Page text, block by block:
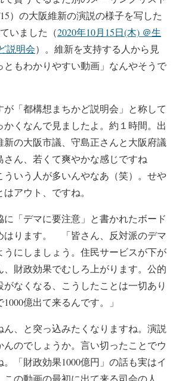
）の大阪維新の演説の様子を写した
いました（2020年10月15日(木) ＠生
説明会）。維新を支持する人から見
ともわかりやすい動画」なんやそうで
「都構想まちかど説明会」と称して
かくなんで見ましたよ。約１時間。出
新の大阪市議、守島正さんと大阪府議
ん、若くて爽やかな感じですね
ういう人が多いんやなあ（笑）。せや
アウト、ですね。
「デマに要注意」と書かれたボード
はります。 「皆さん、反対派のデマ
うにしましょう。住民サービスが下が
、財政効果でむしろ上がります。公的
なくなる、こうしたことは一切あり
億出て来るんです。」
、と突っ込みたくなりますね。演説
のでしょうか。言い切ったことでウ
「財政効果1000億円」の話も実はイ
の動画の最初に出て来る司会の人